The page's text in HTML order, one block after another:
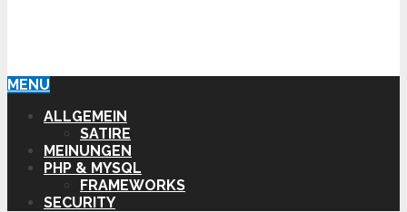
MENU
ALLGEMEIN
SATIRE
MEINUNGEN
PHP & MYSQL
FRAMEWORKS
SECURITY